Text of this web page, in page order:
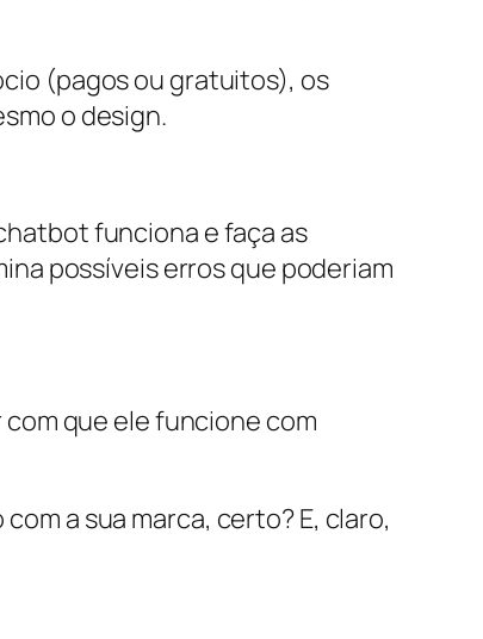
(pagos ou gratuitos), os
o design.
funciona e faça as
possíveis erros que poderiam
que ele funcione com
a sua marca, certo? E, claro,